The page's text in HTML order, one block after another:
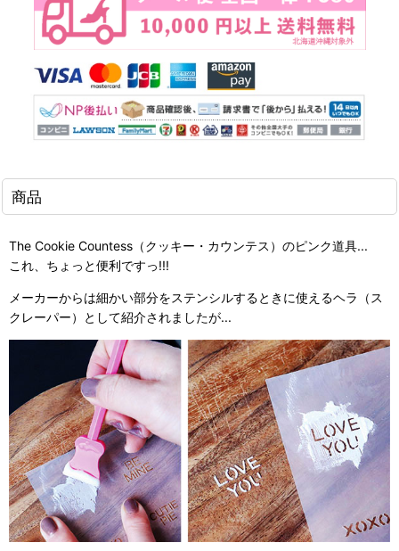
商品
The Cookie Countess（クッキー・カウンテス）のピンク道具...
これ、ちょっと便利ですっ!!!
メーカーからは細かい部分をステンシルするときに使えるヘラ（ス
クレーパー）として紹介されましたが...